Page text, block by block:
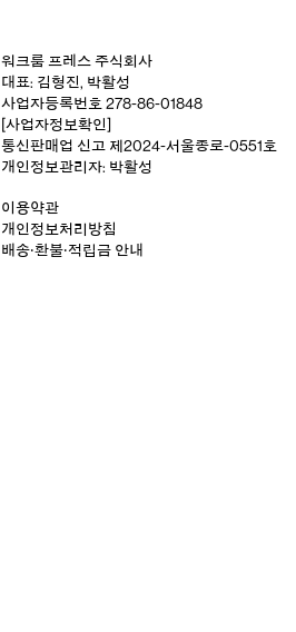
워크룸 프레스 주식회사
대표: 김형진, 박활성
사업자등록번호 278-86-01848
[사업자정보확인]
통신판매업 신고 제2024-서울종로-0551호
개인정보관리자: 박활성
이용약관
개인정보처리방침
배송‧환불‧적립금 안내